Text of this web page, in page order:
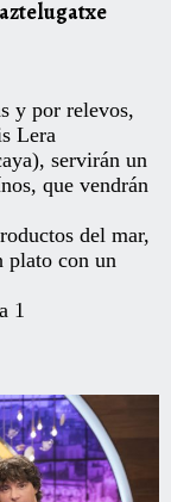
y por relevos,
Lera
servirán un
que vendrán
del mar,
plato con un
1